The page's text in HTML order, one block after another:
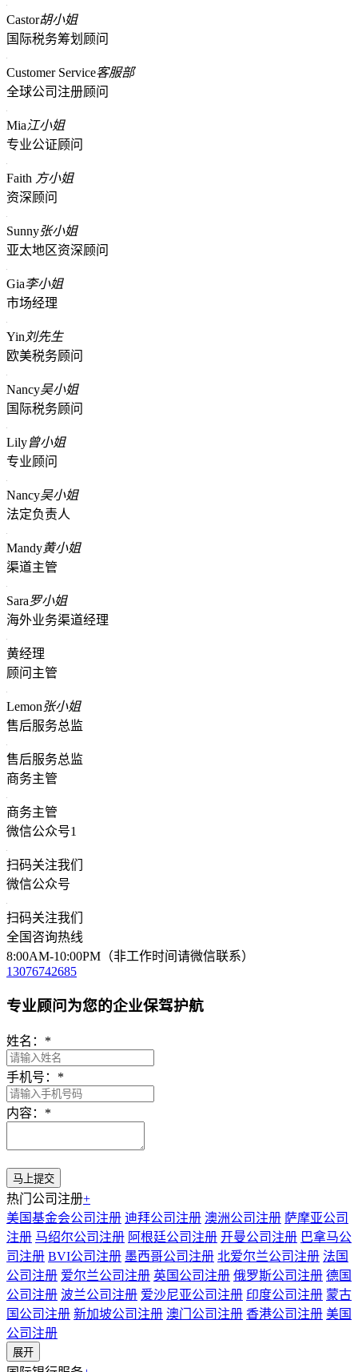
Castor胡小姐
国际税务筹划顾问
Customer Service客服部
全球公司注册顾问
Mia江小姐
专业公证顾问
Faith 方小姐
资深顾问
Sunny张小姐
亚太地区资深顾问
Gia李小姐
市场经理
Yin 刘先生
欧美税务顾问
Nancy吴小姐
国际税务顾问
Lily曾小姐
专业顾问
Nancy吴小姐
法定负责人
Mandy黄小姐
渠道主管
Sara罗小姐
海外业务渠道经理
黄经理
顾问主管
Lemon张小姐
售后服务总监
售后服务总监
商务主管
商务主管
微信公众号1
扫码关注我们
微信公众号
扫码关注我们
全国咨询热线
8:00AM-10:00PM（非工作时间请微信联系）
13076742685
专业顾问为您的企业保驾护航
姓名： *
手机号： *
内容： *
热门公司注册+
美国基金会公司注册 迪拜公司注册 澳洲公司注册 萨摩亚公司
注册 马绍尔公司注册 阿根廷公司注册 开曼公司注册 巴拿马公
司注册 BVI公司注册 墨西哥公司注册 北爱尔兰公司注册 法国
公司注册 爱尔兰公司注册 英国公司注册 俄罗斯公司注册 德国
公司注册 波兰公司注册 爱沙尼亚公司注册 印度公司注册 蒙古
国公司注册 新加坡公司注册 澳门公司注册 香港公司注册 美国
公司注册
展开